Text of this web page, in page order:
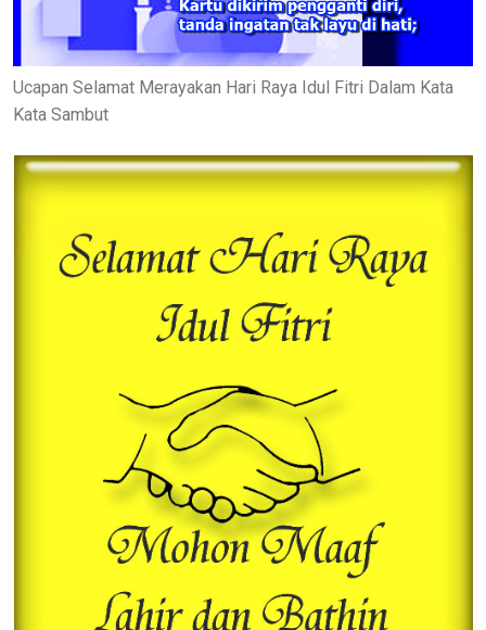
Ucapan Selamat Merayakan Hari Raya Idul Fitri Dalam Kata
Kata Sambut